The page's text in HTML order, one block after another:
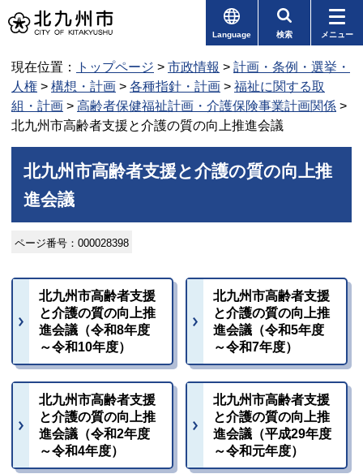
Language 検索 メニュー
現在位置： トップページ > 市政情報 > 計画・条例・選挙・
人権 > 構想・計画 > 各種指針・計画 > 福祉に関する取
組・計画 > 高齢者保健福祉計画・介護保険事業計画関係 >
北九州市高齢者支援と介護の質の向上推進会議
北九州市高齢者支援と介護の質の向上推
進会議
ページ番号：000028398
北九州市高齢者支援
と介護の質の向上推
進会議（令和8年度
～令和10年度）
北九州市高齢者支援
と介護の質の向上推
進会議（令和5年度
～令和7年度）
北九州市高齢者支援
と介護の質の向上推
進会議（令和2年度
～令和4年度）
北九州市高齢者支援
と介護の質の向上推
進会議（平成29年度
～令和元年度）